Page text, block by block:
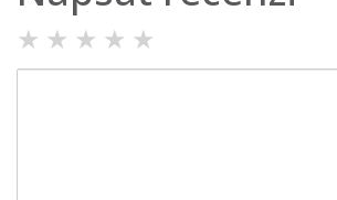
★ ★ ★ ★ ★